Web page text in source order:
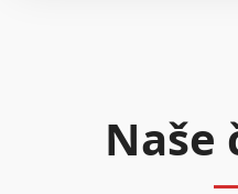
Naše